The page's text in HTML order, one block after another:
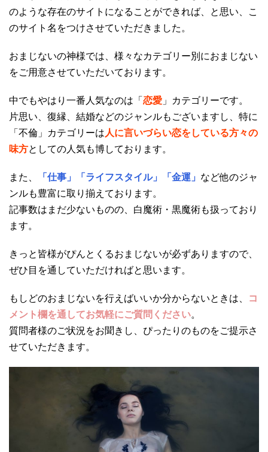
のような存在のサイトになることができれば、と思い、こ
のサイト名をつけさせていただきました。
おまじないの神様では、様々なカテゴリー別におまじない
をご用意させていただいております。
中でもやはり一番人気なのは「 恋愛 」カテゴリーです。
片思い、復縁、結婚などのジャンルもございますし、特に
「不倫」カテゴリーは 人に言いづらい恋をしている方々の
味方としての人気も博しております。
また、 「仕事」「ライフスタイル」「金運」 など他のジャ
ンルも豊富に取り揃えております。
記事数はまだ少ないものの、白魔術・黒魔術も扱っており
ます。
きっと皆様がぴんとくるおまじないが必ずありますので、
ぜひ目を通していただければと思います。
もしどのおまじないを行えばいいか分からないときは、
コ
メント欄を通してお気軽にご質問ください。
質問者様のご状況をお聞きし、ぴったりのものをご提示さ
せていただきます。